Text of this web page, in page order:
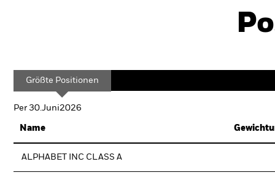
Größte Positionen
Per 30.Juni2026
Name
ALPHABET INC CLASS A